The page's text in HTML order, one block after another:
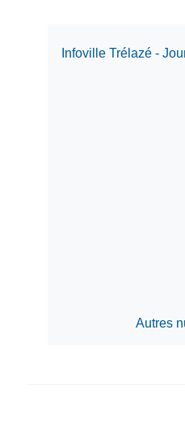
Infoville Trélazé -
Autres